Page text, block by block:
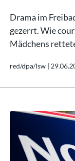
Drama im
gezerrt. Wie
Mädchens
red/dpa/lsw |